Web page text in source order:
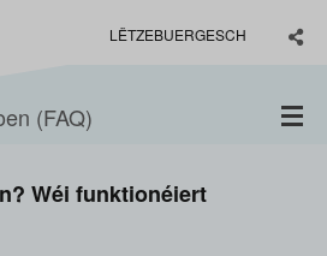
LËTZEBUERGESCH
(FAQ)
Wéi funktionéiert